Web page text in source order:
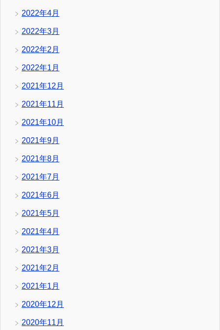
2022年4月
2022年3月
2022年2月
2022年1月
2021年12月
2021年11月
2021年10月
2021年9月
2021年8月
2021年7月
2021年6月
2021年5月
2021年4月
2021年3月
2021年2月
2021年1月
2020年12月
2020年11月